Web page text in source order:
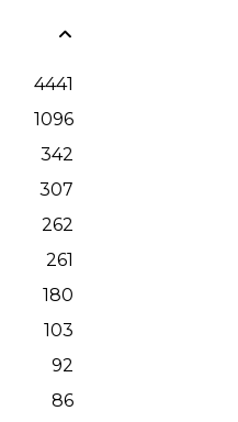
4441
1096
342
307
262
261
180
103
92
86